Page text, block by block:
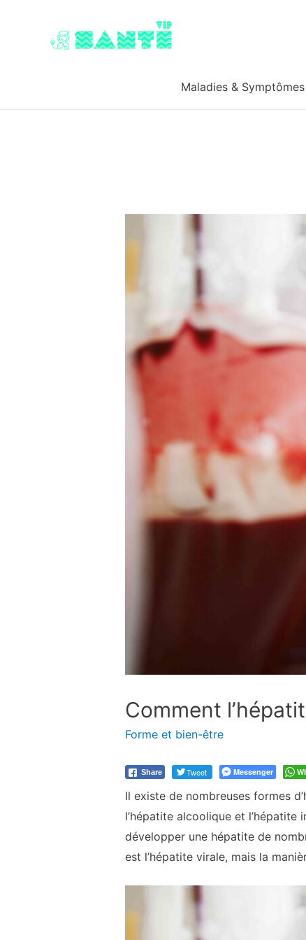
Maladies & Symptômes
Comment
Forme et bien-être
Share Tweet Messenger
Il existe de nombreuses formes
l’hépatite alcoolique et
développer une hépatite de
est l’hépatite virale, mais la